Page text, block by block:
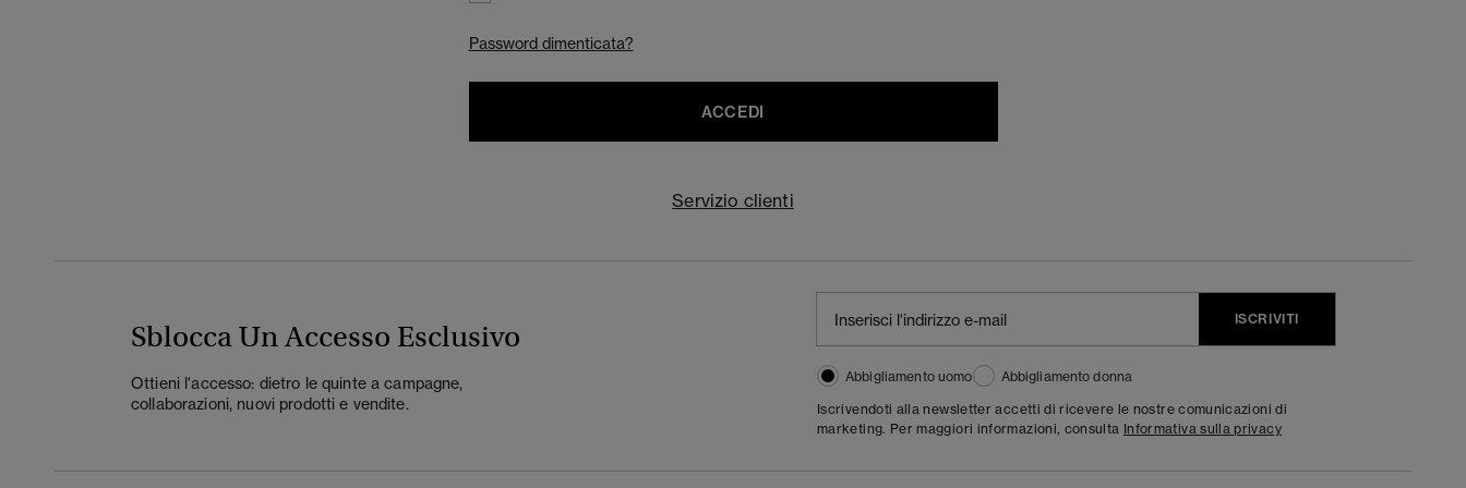
Password dimenticata?
ACCEDI
Servizio clienti
Sblocca Un Accesso Esclusivo
Ottieni l'accesso: dietro le quinte a campagne,
collaborazioni, nuovi prodotti e vendite.
ISCRIVITI
Abbigliamento uomo
Abbigliamento donna
Iscrivendoti alla newsletter accetti di ricevere le nostre comunicazioni di
marketing. Per maggiori informazioni, consulta Informativa sulla privacy